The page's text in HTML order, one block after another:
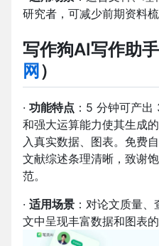
研究者，可减少前期资料
写作狗AI写作助手
网 ）
· 功能特点 ：5 分钟可产
和强大运算能力使其生成
入真实数据、图表。免费
文献综述条理清晰，致谢
范。
· 适用场景 ：对论文质量
文中呈现丰富数据和图表的